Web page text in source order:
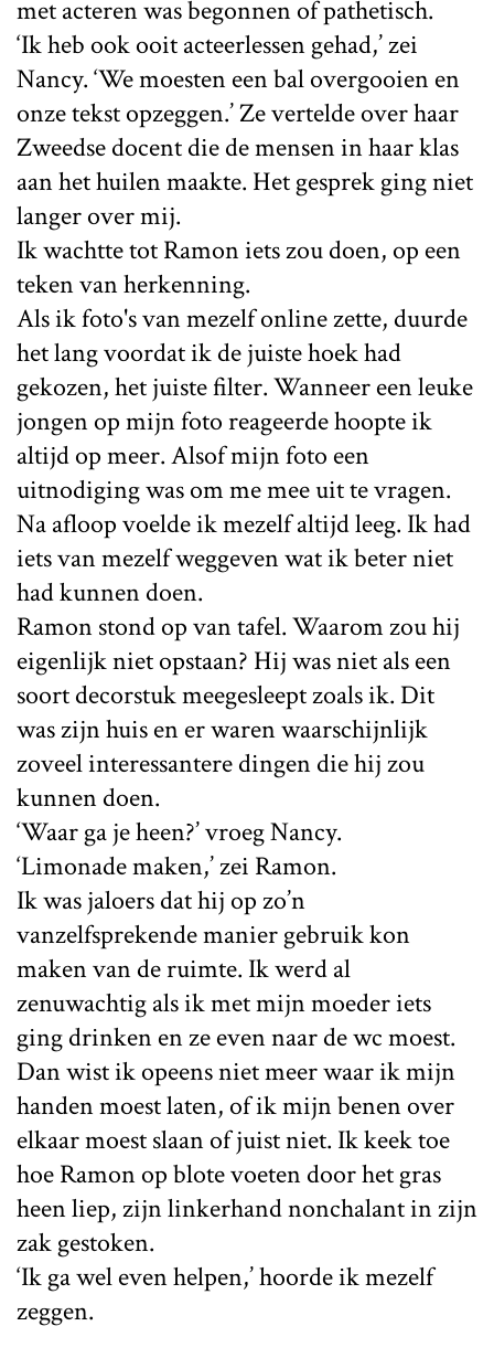
met acteren was begonnen of pathetisch.
‘Ik heb ook ooit acteerlessen gehad,’ zei
Nancy. ‘We moesten een bal overgooien en
onze tekst opzeggen.’ Ze vertelde over haar
Zweedse docent die de mensen in haar klas
aan het huilen maakte. Het gesprek ging niet
langer over mij.
Ik wachtte tot Ramon iets zou doen, op een
teken van herkenning.
Als ik foto's van mezelf online zette, duurde
het lang voordat ik de juiste hoek had
gekozen, het juiste filter. Wanneer een leuke
jongen op mijn foto reageerde hoopte ik
altijd op meer. Alsof mijn foto een
uitnodiging was om me mee uit te vragen.
Na afloop voelde ik mezelf altijd leeg. Ik had
iets van mezelf weggeven wat ik beter niet
had kunnen doen.
Ramon stond op van tafel. Waarom zou hij
eigenlijk niet opstaan? Hij was niet als een
soort decorstuk meegesleept zoals ik. Dit
was zijn huis en er waren waarschijnlijk
zoveel interessantere dingen die hij zou
kunnen doen.
‘Waar ga je heen?’ vroeg Nancy.
‘Limonade maken,’ zei Ramon.
Ik was jaloers dat hij op zo’n
vanzelfsprekende manier gebruik kon
maken van de ruimte. Ik werd al
zenuwachtig als ik met mijn moeder iets
ging drinken en ze even naar de wc moest.
Dan wist ik opeens niet meer waar ik mijn
handen moest laten, of ik mijn benen over
elkaar moest slaan of juist niet. Ik keek toe
hoe Ramon op blote voeten door het gras
heen liep, zijn linkerhand nonchalant in zijn
zak gestoken.
‘Ik ga wel even helpen,’ hoorde ik mezelf
zeggen.